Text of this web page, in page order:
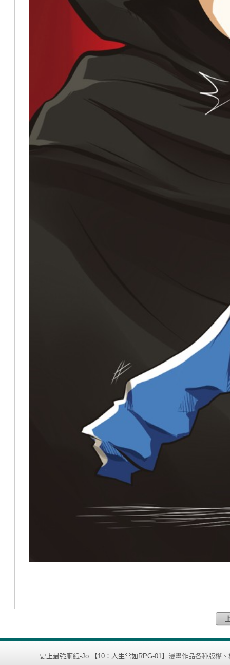
史上最強廁紙-Jo 【10：人生當如RPG-01】漫畫作品各種版權